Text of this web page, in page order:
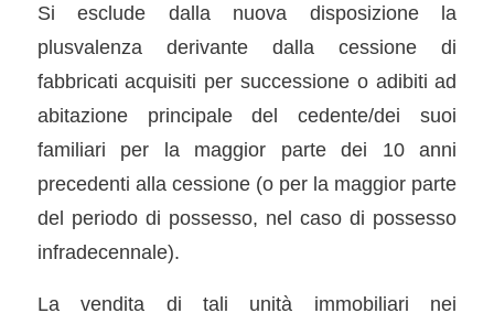
Si esclude dalla nuova disposizione la
plusvalenza derivante dalla cessione di
fabbricati acquisiti per successione o adibiti ad
abitazione principale del cedente/dei suoi
familiari per la maggior parte dei 10 anni
precedenti alla cessione (o per la maggior parte
del periodo di possesso, nel caso di possesso
infradecennale).
La vendita di tali unità immobiliari nei